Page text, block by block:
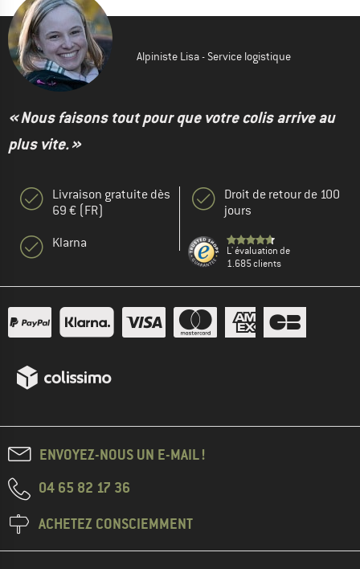
Alpiniste Lisa - Service logistique
« Nous faisons tout pour que votre colis arrive au
plus vite. »
Livraison gratuite dès
69 € (FR)
Klarna
Droit de retour de 100
jours
L' évaluation de
1.685 clients
ENVOYEZ-NOUS UN E-MAIL !
04 65 82 17 36
ACHETEZ CONSCIEMMENT